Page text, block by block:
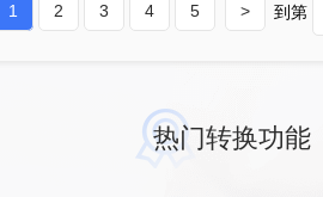
1 2 3 4 5 > 到第
热门转换功能